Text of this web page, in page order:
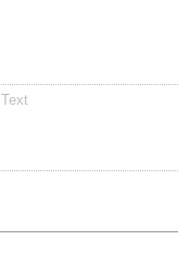
Text